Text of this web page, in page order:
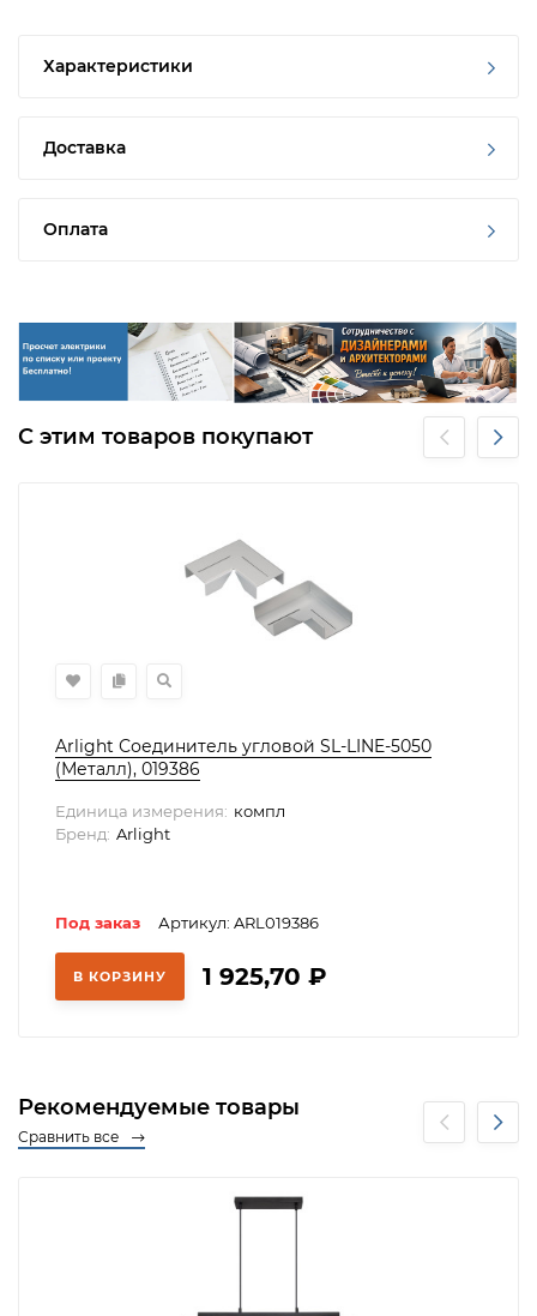
Характеристики
Доставка
Оплата
С этим товаров покупают
Arlight Соединитель угловой SL-LINE-5050
(Металл), 019386
Единица измерения: компл
Бренд: Arlight
Под заказ Артикул: ARL019386
В КОРЗИНУ 1 925,70 ₽
Рекомендуемые товары
Сравнить все